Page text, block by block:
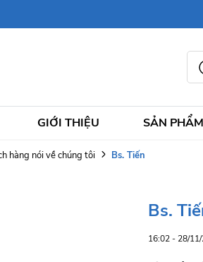
GIỚI THIỆU SẢN PHẨM
hàng nói về chúng tôi Bs. Tiến
Bs.
16:02 - 28/